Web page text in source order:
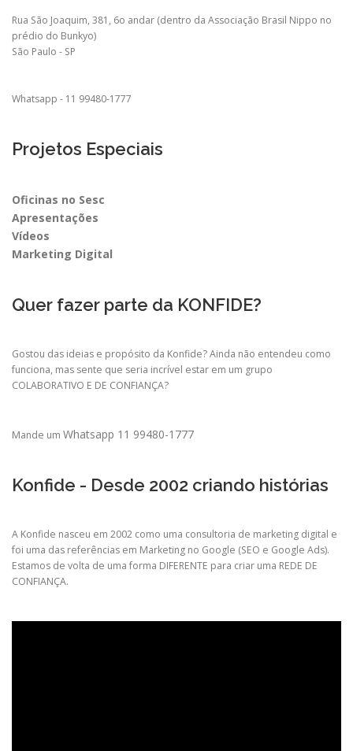
Rua São Joaquim, 381, 6o andar (dentro da Associação Brasil Nippo no
prédio do Bunkyo)
São Paulo - SP
Whatsapp - 11 99480-1777
Projetos Especiais
Oficinas no Sesc
Apresentações
Vídeos
Marketing Digital
Quer fazer parte da KONFIDE?
Gostou das ideias e propósito da Konfide? Ainda não entendeu como
funciona, mas sente que seria incrível estar em um grupo
COLABORATIVO E DE CONFIANÇA?
Mande um Whatsapp 11 99480-1777
Konfide - Desde 2002 criando histórias
A Konfide nasceu em 2002 como uma consultoria de marketing digital e
foi uma das referências em Marketing no Google (SEO e Google Ads).
Estamos de volta de uma forma DIFERENTE para criar uma REDE DE
CONFIANÇA.